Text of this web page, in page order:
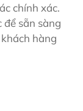
chính xác.
để sẵn sàng
hàng